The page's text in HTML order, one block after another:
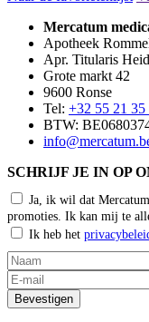
Mercatum
Apotheek
Apr. Titularis
Grote markt 42
9600 Ronse
Tel: +32 55 21 35
BTW:
SCHRIJF JE IN OP
Ja, ik wil dat
promoties. Ik kan mij te
Ik heb het